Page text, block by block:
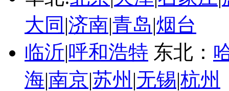
大同 |济南|青岛|烟台
临沂|呼和浩特 东北：
海|南京|苏州 |无锡|杭州